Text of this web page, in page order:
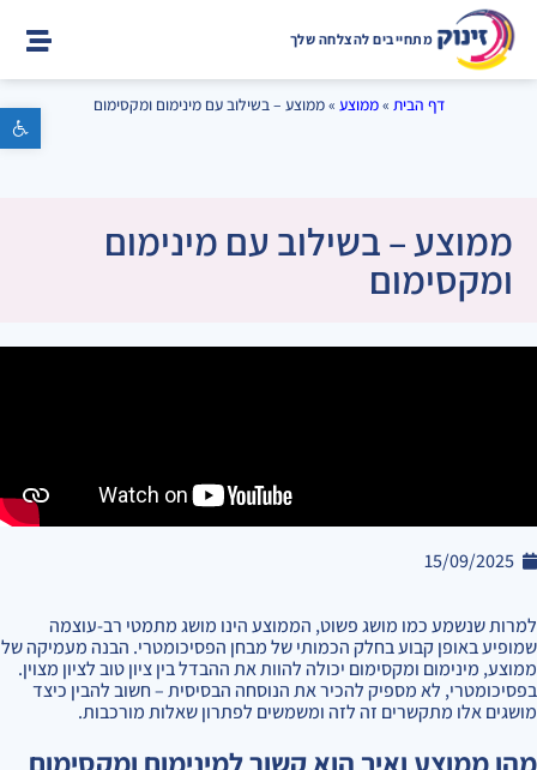
פתח סרגל נגישות
מתחייבים להצלחה שלך
דף הבית »ממוצע »ממוצע – בשילוב עם מינימום ומקסימום
ממוצע – בשילוב עם מינימום
ומקסימום
15/09/2025
למרות שנשמע כמו מושג פשוט, הממוצע הינו מושג מתמטי רב-עוצמה
שמופיע באופן קבוע בחלק הכמותי של מבחן הפסיכומטרי. הבנה מעמיקה של
ממוצע, מינימום ומקסימום יכולה להוות את ההבדל בין ציון טוב לציון מצוין.
בפסיכומטרי, לא מספיק להכיר את הנוסחה הבסיסית – חשוב להבין כיצד
מושגים אלו מתקשרים זה לזה ומשמשים לפתרון שאלות מורכבות.
מהו ממוצע ואיך הוא קשור למינימום ומקסימום